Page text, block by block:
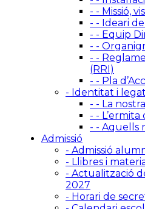
- - Missió,
- - Ideari
- - Equip
- -
- -
(RRI)
- - Pla
- Identitat i legat
- - La
- - L’ermita
- - Aquells
Admissió
- Admissió
- Llibres i
- Actualització
2027
- Horari de